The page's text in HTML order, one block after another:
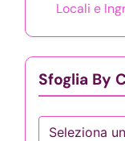
Locali e
Sfoglia By